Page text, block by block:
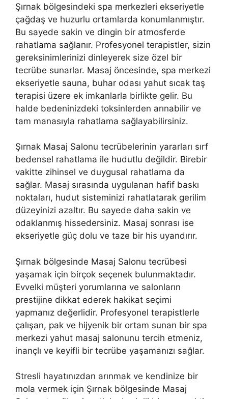
Şırnak bölgesindeki spa merkezleri ekseriyetle
çağdaş ve huzurlu ortamlarda konumlanmıştır.
Bu sayede sakin ve dingin bir atmosferde
rahatlama sağlanır. Profesyonel terapistler, sizin
gereksinimlerinizi dinleyerek size özel bir
tecrübe sunarlar. Masaj öncesinde, spa merkezi
ekseriyetle sauna, buhar odası yahut sıcak taş
terapisi üzere ek imkanlarla birlikte gelir. Bu
halde bedeninizdeki toksinlerden arınabilir ve
tam manasıyla rahatlama sağlayabilirsiniz.
Şırnak Masaj Salonu tecrübelerinin yararları sırf
bedensel rahatlama ile hudutlu değildir. Birebir
vakitte zihinsel ve duygusal rahatlama da
sağlar. Masaj sırasında uygulanan hafif baskı
noktaları, hudut sisteminizi rahatlatarak gerilim
düzeyinizi azaltır. Bu sayede daha sakin ve
odaklanmış hissedersiniz. Masaj sonrası ise
ekseriyetle güç dolu ve taze bir his uyandırır.
Şırnak bölgesinde Masaj Salonu tecrübesi
yaşamak için birçok seçenek bulunmaktadır.
Evvelki müşteri yorumlarına ve salonların
prestijine dikkat ederek hakikat seçimi
yapmanız değerlidir. Profesyonel terapistlerle
çalışan, pak ve hijyenik bir ortam sunan bir spa
merkezi yahut masaj salonunu tercih etmeniz,
inançlı ve keyifli bir tecrübe yaşamanızı sağlar.
Stresli hayatınızdan arınmak ve kendinize bir
mola vermek için Şırnak bölgesinde Masaj